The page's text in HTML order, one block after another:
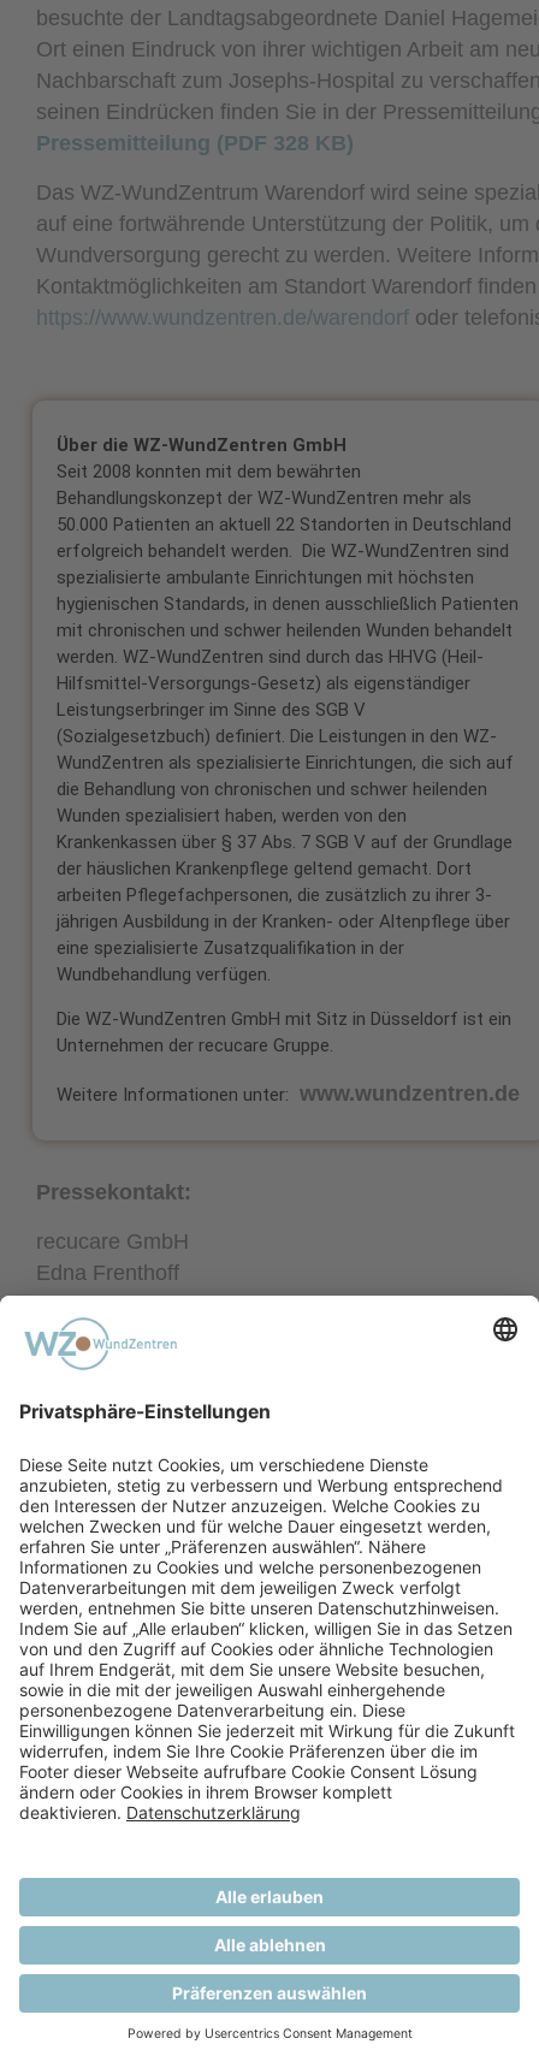
besuchte der Landtagsabgeordnete Daniel
Ort einen Eindruck von ihrer wichtigen Arbeit am
Nachbarschaft zum Josephs-Hospital zu
seinen Eindrücken finden Sie in der
Pressemitteilung (PDF 328 KB)
Das WZ-WundZentrum Warendorf wird seine
auf eine fortwährende Unterstützung der Politik,
Wundversorgung gerecht zu werden. Weitere
Kontaktmöglichkeiten am Standort Warendorf
https://www.wundzentren.de/warendorf oder
Über die WZ-WundZentren GmbH
Seit 2008 konnten mit dem bewährten
Behandlungskonzept der WZ-WundZentren mehr als
50.000 Patienten an aktuell 22 Standorten in Deutschland
erfolgreich behandelt werden. Die WZ-WundZentren sind
spezialisierte ambulante Einrichtungen mit höchsten
hygienischen Standards, in denen ausschließlich Patienten
mit chronischen und schwer heilenden Wunden behandelt
werden. WZ-WundZentren sind durch das HHVG (Heil-
Hilfsmittel-Versorgungs-Gesetz) als eigenständiger
Leistungserbringer im Sinne des SGB V
(Sozialgesetzbuch) definiert. Die Leistungen in den WZ-
WundZentren als spezialisierte Einrichtungen, die sich auf
die Behandlung von chronischen und schwer heilenden
Wunden spezialisiert haben, werden von den
Krankenkassen über § 37 Abs. 7 SGB V auf der Grundlage
der häuslichen Krankenpflege geltend gemacht. Dort
arbeiten Pflegefachpersonen, die zusätzlich zu ihrer 3-
jährigen Ausbildung in der Kranken- oder Altenpflege über
eine spezialisierte Zusatzqualifikation in der
Wundbehandlung verfügen.
Die WZ-WundZentren GmbH mit Sitz in Düsseldorf ist ein
Unternehmen der recucare Gruppe.
Weitere Informationen unter: www.wundzentren.de
Pressekontakt:
recucare GmbH
Edna Frenthoff
Heilbronner Straße 156
70191 Stuttgart
E-Mail:presse@recucare.de
Weiterführende Links:
https://wundzentren.de/presse/pressefotos